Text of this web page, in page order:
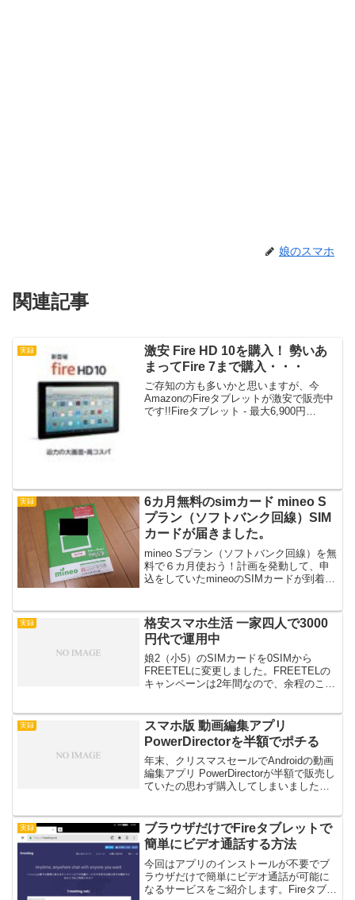
娘のスマホ
関連記事
実録
激安 Fire HD 10を購入！ 勢いあ
まってFire 7まで購入・・・
ご存知の方も多いかと思いますが、今
AmazonのFireタブレットが激安で販売中
です!!Fireタブレット - 最大6,900円
実録
6カ月無料のsimカード mineo S
プラン（ソフトバンク回線）SIM
カードが届きました。
mineo Sプラン（ソフトバンク回線）を無
料で６カ月使おう！計画を発動して、申
込をしていたmineoのSIMカードが到着し
で到着です。この辺りは、mi...
実録
格安スマホ生活 一家四人で3000
円代で運用中
娘2（小5）のSIMカードを0SIMから
FREETELに変更しました。FREETELの
キャンペーンは2年間なので、余程のこと
現状の我が家スマホ運用状況をまとめて
みたい...
実録
スマホ版 動画編集アプリ
PowerDirectorを半額でポチる
年末、クリスマスセールでAndroidの動画
編集アプリ PowerDirectorが半額で販売し
ていたの思わず購入してしまいました。
て、面倒くさい・・・撮影、編集、エ
ン...
実録
ブラウザだけでFireタブレットで
簡単にビデオ通話する方法
今回はアプリのインストールが不要でブ
ラウザだけで簡単にビデオ通話が可能に
なるサービスをご紹介します。Fireタブレ